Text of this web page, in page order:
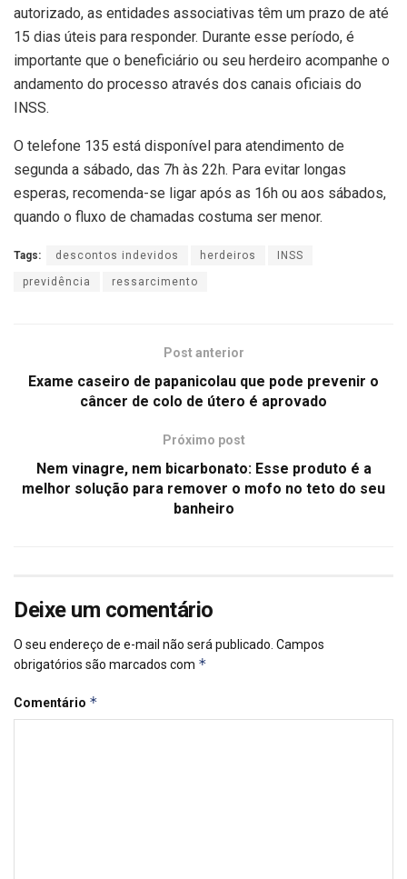
autorizado, as entidades associativas têm um prazo de até
15 dias úteis para responder. Durante esse período, é
importante que o beneficiário ou seu herdeiro acompanhe o
andamento do processo através dos canais oficiais do
INSS.
O telefone 135 está disponível para atendimento de
segunda a sábado, das 7h às 22h. Para evitar longas
esperas, recomenda-se ligar após as 16h ou aos sábados,
quando o fluxo de chamadas costuma ser menor.
Tags: descontos indevidos herdeiros INSS
previdência ressarcimento
Post anterior
Exame caseiro de papanicolau que pode prevenir o
câncer de colo de útero é aprovado
Próximo post
Nem vinagre, nem bicarbonato: Esse produto é a
melhor solução para remover o mofo no teto do seu
banheiro
Deixe um comentário
O seu endereço de e-mail não será publicado. Campos
obrigatórios são marcados com *
Comentário *